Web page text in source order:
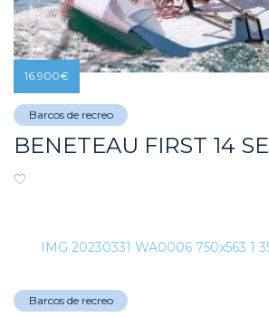
Barcos de recreo
BENETEAU FIRST 14 SE
16.900€
Barcos de recreo